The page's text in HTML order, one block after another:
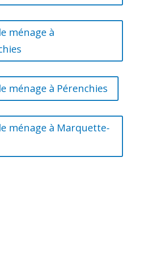
ménage à
ménage à Pérenchies
ménage à Marquette-